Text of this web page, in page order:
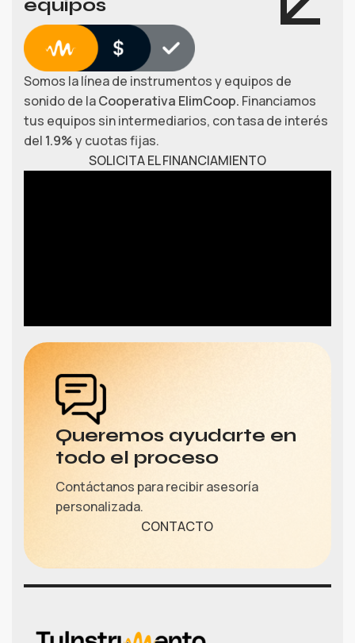
equipos
Somos la línea de instrumentos y equipos de
sonido de laCooperativa ElimCoop. Financiamos
tus equipos sin intermediarios, con tasa de interés
del 1.9%y cuotas fijas.
SOLICITA EL FINANCIAMIENTO
Queremos ayudarte en
todo el proceso
Contáctanos para recibir asesoría
personalizada.
CONTACTO